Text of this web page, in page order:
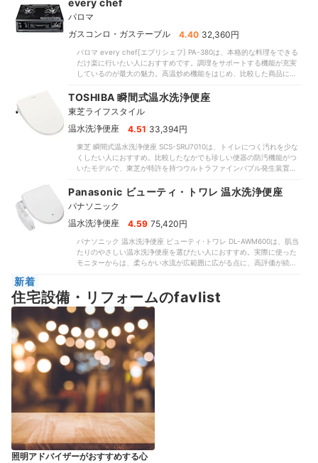
をしたい人にもぴったりです。狙った場所に光を当てられるのも魅
し、細かな調整がしやすい設計でした。ライトの固定力が高く、自重
でシェードが下がることもありません。移動させやすいスタンド式の
ため、リビングや自室・寝室などにも持ち運びやすいですよ。一方、
のように微妙な色の違いを見極めたい人には不向きです。とはいえ、
十分な性能を備えながらも執筆時点の価格は税込9,878円（※公式サイ
を選びにくいので、どの商品にするか迷ったときはぜひ購入を検討し
す。一方で心地よさの検証では、水圧の強さゆえにモニターからの評
価が分かれました。水勢は5段階で調整できるものの、一部のモニター
からは「弱めのモードでも水圧が強い」という声も。水圧の感じ方に
象です。おしり洗浄・ビデ洗浄ともに水が当たる位置は5段階に細かく
調整できるので、ほどよい場所に当たる点は好印象でした。水圧の強
ささえ気にならなければ、ほかに目立った弱点はありません。電気代
7,000円台かかったのに対し、本商品のような瞬間式の多くは3,000〜
4,000円台で済みました。指定した時刻やトイレの使用頻度に応じて
節電する機能もあるので、使い方によってはさらに電気代を節約でき
ますよ。座面はワンタッチで着脱できるうえ、便座・ノズルには撥水
イレの後ろ側の掃除もしやすいでしょう。座面に継ぎ目があり汚れが
詰まる可能性があるものの、全体的にはお手入れしやすいといえま
す。ECサイトでの販売価格は執筆時点で3万円台前半と、比較した瞬
く、コスパの高い商品です。汚れ落ちを一番に考えたい人は、ぜひ候
補に入れてくださいね。
every chef
パロマ
ガスコンロ・ガステーブル
4.40 32,360円
パロマ every chef[エブリシェフ] ‎PA-380は、本格的な料理をできる
だけ楽に行いたい人におすすめです。調理をサポートする機能が充実
しているのが最大の魅力。高温炒め機能をはじめ、比較した商品には
な機能を備えています。料理好きな人はもちろん、初心者でもさまざ
す。比較したなかには、押しながら回す2段階式の商品もあったのに対
し、カチッと音がするので点火ミスが起こりにくいといえます。五徳
フライパンや鍋を置いてもグラつきにくく、家族が多い家にも適して
います。グリルには魚の形状・焼き加減を設定すると焼き上げるオー
トメニューを搭載。比較したなかには片面ずつ焼くタイプもあったな
を敷くと掃除も楽ですよ。バーナー周りもシンプルで、拭き掃除しや
すい構造。「汚れても掃除がしやすい」と評判なのも頷けます。本体
は14.15kgと重いぶん取りつけに手間取る可能性はあるものの、一度取
りつければ動かすことはあまりないため、使い続けるうえでは問題な
なので、ガステーブル選びで迷っている人は、ぜひ第一候補として検
討してみてはいかがでしょうか。
TOSHIBA 瞬間式温水洗浄便座
東芝ライフスタイル
温水洗浄便座
4.51 33,394円
東芝 瞬間式温水洗浄便座 SCS-SRU7010は、トイレにつく汚れを少な
くしたい人におすすめ。比較したなかでも珍しい便器の防汚機能がつ
いたモデルで、東芝が特許を持つウルトラファインバブル発生装置を
れ、便器の黒ずみを予防する仕様です。使用前にノズルを自動洗浄す
がすウルトラファインバブル水で洗浄されるので、ノズルの清潔さが
気になる人も使いやすいといえます。便座には汚れが詰まりそうな隙
えめですが、汚れを落とせる水準は満たしているため、おしりを拭く
回数は減らせそうです。なお、水がやや細く出るので狙った場所に当
たるよう位置を調整しましょう。年間の電気代を3,720円と、比較し
試したモニターで痛みを感じた人はほぼいませんでした。比較したな
かにはパワーが強く痛いと感じるものがあったことを思うと、「シャ
ワーの当たり心地がよい」との口コミどおりといえます。ビデ洗浄で
はより広範囲に水が広がり、モニターから「肌当たりがマイルド」と
の声が。ただし、「勢いが強い」と感じる人もいたので、はじめて使
うときは弱モードから試すとよいでしょう。デリケートゾーンを柔ら
かい水流で洗いつつトイレ掃除の手間も減らしたい人は、ぜひ検討し
てみてください。
Panasonic ビューティ・トワレ 温水洗浄便座
パナソニック
温水洗浄便座
4.59 75,420円
パナソニック 温水洗浄便座 ビューティ･トワレ DL-AWM600は、肌当
たりのやさしい温水洗浄便座を選びたい人におすすめ。実際に使った
モニターからは、柔らかい水流が広範囲に広がる点に、高評価が続
分好みの洗い心地にできる」との口コミどおり、調整の幅が広い点も
魅力。水の強さ・細さ・位置・温度など変更できる項目が多く、自分
に合った洗い方を追求できます。肌当たりがやさしいぶん水圧・水量
ともに控えめですが、汚れは十分に落ちるレベル。最後にひと拭きす
れば問題ありません。加えて、継ぎ目のないシームレス便座やシャワ
ーノズルの自動洗浄機能など、トイレ掃除の手間を少なくする工夫が
満載でした。便器の洗浄機能がついている点にもご注目。タンクに洗
剤を入れると自動で泡が噴射され、こびりつき・輪じみ汚れなどをき
れいにできます。電気代の安さも見逃せません。メーカー公称の消費
電力量から電気代を算出すると、わずか2852円/年でした。比較した
商品の平均電気代は5470円/年（※執筆時点）だったのに対し、半額程
度に抑えられるといえます。洗剤を入れるタンクが出っ張っているた
め、床を掃除しにくい点は気になりました。しかし、ほかに目立った
欠点はなく、総じて使い勝手のよい温水洗浄便座といえます。デリケ
ートな箇所をやさしく洗いたい人は、ぜひ購入を検討してみてくださ
い。
新着
住宅設備・リフォームのfavlist
照明アドバイザーがおすすめする心